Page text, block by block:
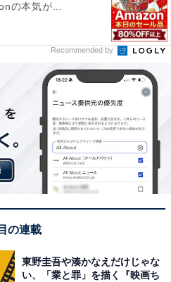
の本気が...
Recommended by
の連載
東野圭吾や湊かなえだけじゃな
い、「業と罪」を描く『映画ち